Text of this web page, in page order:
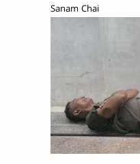
Sanam Chai